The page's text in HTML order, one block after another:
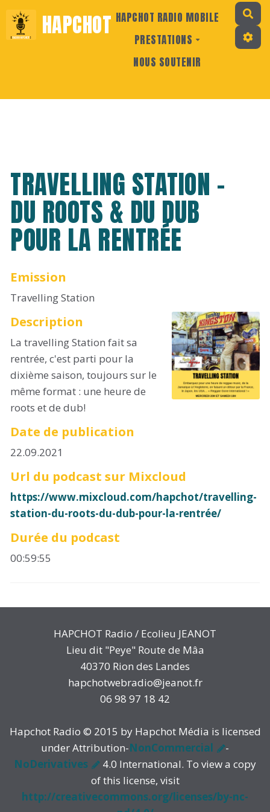
HAPCHOT HAPCHOT RADIO MOBILE
PRESTATIONS
NOUS SOUTENIR
TRAVELLING STATION -
DU ROOTS & DU DUB
POUR LA RENTRÉE
Emission
Travelling Station
Description
La travelling Station fait sa
rentrée, c'est parti pour la
dixième saison, toujours sur le
même format : une heure de
roots et de dub!
Date de publication
22.09.2021
Url du podcast sur Mixcloud
https://www.mixcloud.com/hapchot/travelling-
station-du-roots-du-dub-pour-la-rentrée/
Durée du podcast
00:59:55
HAPCHOT Radio / Ecolieu JEANOT
Lieu dit "Peye" Route de Mâa
40370 Rion des Landes
hapchotwebradio@jeanot.fr
06 98 97 18 42
Hapchot Radio © 2015 by Hapchot Média is licensed
under Attribution-NonCommercial
-
NoDerivatives
4.0 International. To view a copy
of this license, visit
http://creativecommons.org/licenses/by-nc-